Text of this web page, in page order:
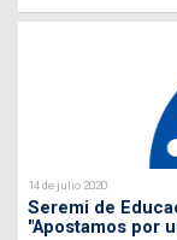
14 de julio 2020
Seremi de
"Apostamos por